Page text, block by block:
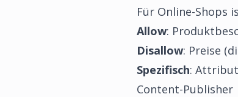
Für Online-Shops
Allow:
Disallow: Preise
Spezifisch:
Content-Publisher